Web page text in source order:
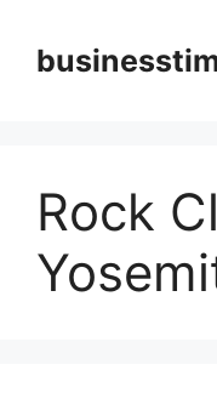
content
Rock